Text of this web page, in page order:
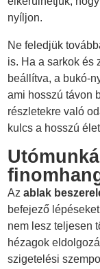
nyíljon.
Ne feledjük
is. Ha a sarkok és
beállítva, a bukó-
ami hosszú távon
részletekre való
kulcs a hosszú
Azablak
befejező
nem lesz teljesen
hézagok
szigetelési